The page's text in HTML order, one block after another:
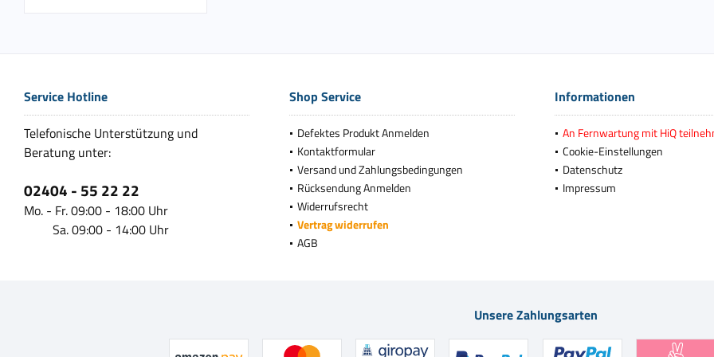
Service Hotline
Telefonische Unterstützung und
Beratung unter:
02404 - 55 22 22
Mo. - Fr. 09:00 - 18:00 Uhr
Sa. 09:00 - 14:00 Uhr
Shop Service
Defektes Produkt Anmelden
Kontaktformular
Versand und Zahlungsbedingungen
Rücksendung Anmelden
Widerrufsrecht
Vertrag widerrufen
AGB
Informationen
An Fernwartung mit HiQ
Cookie-Einstellungen
Datenschutz
Impressum
Unsere Zahlungsarten